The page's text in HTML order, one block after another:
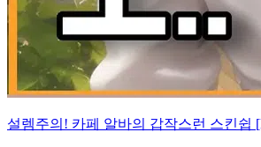
설렘주의! 카페 알바의 갑작스런 스킨쉽